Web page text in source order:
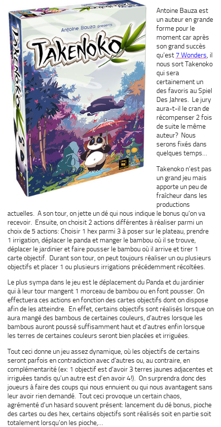
Antoine Bauza est
un auteur en grande
forme pour le
moment car après
son grand succès
qu’est 7 Wonders, il
nous sort Takenoko
qui sera
certainement un
des favoris au Spiel
Des Jahres. Le jury
aura-t-il le cran de
récompenser 2 fois
de suite le même
auteur? Nous
serons fixés dans
quelques temps…
Takenoko n’est pas
un grand jeu mais
apporte un peu de
fraîcheur dans les
productions
actuelles. A son tour, on jette un dé qui nous indique le bonus qu’on va
recevoir. Ensuite, on choisit 2 actions différentes à réaliser parmi un
choix de 5 actions: Choisir 1 hex parmi 3 à poser sur le plateau, prendre
1 irrigation, déplacer le panda et manger le bambou où il se trouve,
déplacer le jardinier et faire pousser le bambou où il arrive et tirer 1
carte objectif. Durant son tour, on peut toujours réaliser un ou plusieurs
objectifs et placer 1 ou plusieurs irrigations précédemment récoltées.
Le plus sympa dans le jeu est le déplacement du Panda et du jardinier
qui à leur tour mangent 1 morceau de bambou ou en font pousser. On
effectuera ces actions en fonction des cartes objectifs dont on dispose
afin de les atteindre. En effet, certains objectifs sont réalisés lorsque on
aura mangé des bambous de certaines couleurs, d’autres lorsque les
bambous auront poussé suffisamment haut et d’autres enfin lorsque
les terres de certaines couleurs seront bien placées et irriguées.
Tout ceci donne un jeu assez dynamique, où les objectifs de certains
seront parfois en contradiction avec d’autres ou, au contraire, en
complémentarité (ex: 1 objectif est d’avoir 3 terres jaunes adjacentes et
irriguées tandis qu’un autre est d’en avoir 4!). On surprendra donc des
joueurs à faire des coups qui nous ennuient ou qui nous avantagent sans
leur avoir rien demandé. Tout ceci provoque un certain chaos,
agrémenté d’un hasard souvent présent: lancement du dé bonus, pioche
des cartes ou des hex, certains objectifs sont réalisés soit en partie soit
totalement lorsqu’on les pioche,…